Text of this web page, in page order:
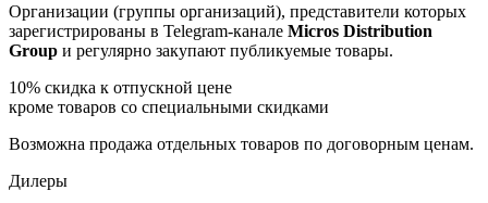
Организации (группы организаций), представители которых
зарегистрированы в Telegram-канале Micros Distribution
Group и регулярно закупают публикуемые товары.
10% скидка к отпускной цене
кроме товаров со специальными скидками
Возможна продажа отдельных товаров по договорным ценам.
Дилеры